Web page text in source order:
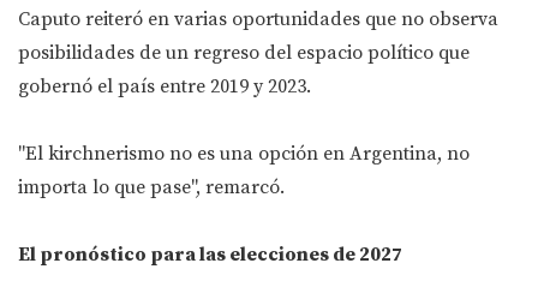
Caputo reiteró en varias oportunidades que no observa
posibilidades de un regreso del espacio político que
gobernó el país entre 2019 y 2023.
"El kirchnerismo no es una opción en Argentina, no
importa lo que pase", remarcó.
El pronóstico para las elecciones de 2027